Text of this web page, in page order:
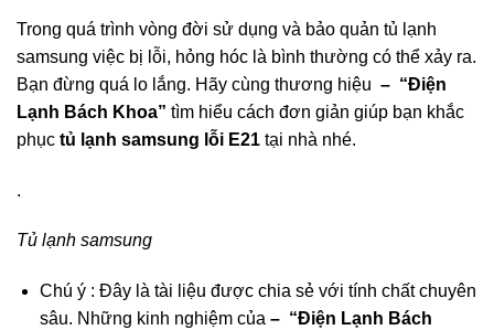
Trong quá trình vòng đời sử dụng và bảo quản tủ lạnh
samsung việc bị lỗi, hỏng hóc là bình thường có thể xảy ra.
Bạn đừng quá lo lắng. Hãy cùng thương hiệu – “Điện
Lạnh Bách Khoa” tìm hiểu cách đơn giản giúp bạn khắc
phục tủ lạnh samsung lỗi E21 tại nhà nhé.
.
Tủ lạnh samsung
Chú ý : Đây là tài liệu được chia sẻ với tính chất chuyên
sâu. Những kinh nghiệm của – “Điện Lạnh Bách